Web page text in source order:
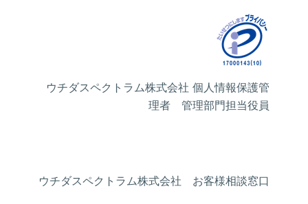
ウチダスペクトラム株式会社 個人情報保護管
理者 管理部門担当役員
ウチダスペクトラム株式会社 お客様相談窓口